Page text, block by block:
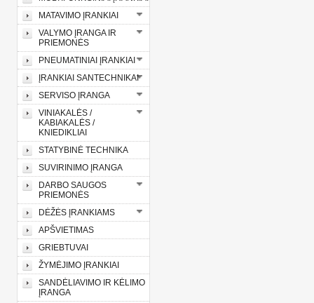
MATAVIMO ĮRANKIAI
VALYMO ĮRANGA IR
PRIEMONĖS
PNEUMATINIAI ĮRANKIAI
ĮRANKIAI SANTECHNIKAI
SERVISO ĮRANGA
VINIAKALĖS /
KABIAKALĖS /
KNIEDIKLIAI
STATYBINĖ TECHNIKA
SUVIRINIMO ĮRANGA
DARBO SAUGOS
PRIEMONĖS
DĖŽĖS ĮRANKIAMS
APŠVIETIMAS
GRIEBTUVAI
ŽYMĖJIMO ĮRANKIAI
SANDĖLIAVIMO IR KĖLIMO
ĮRANGA